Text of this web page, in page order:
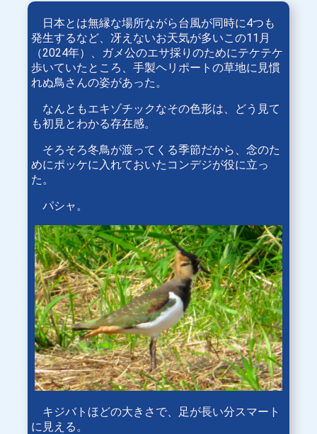
日本とは無縁な場所ながら台風が同時に4つも
発生するなど、冴えないお天気が多いこの11月
（2024年）、ガメ公のエサ採りのためにテケテケ
歩いていたところ、手製ヘリポートの草地に見慣
れぬ鳥さんの姿があった。
なんともエキゾチックなその色形は、どう見て
も初見とわかる存在感。
そろそろ冬鳥が渡ってくる季節だから、念のた
めにポッケに入れておいたコンデジが役に立っ
た。
パシャ。
キジバトほどの大きさで、足が長い分スマート
に見える。